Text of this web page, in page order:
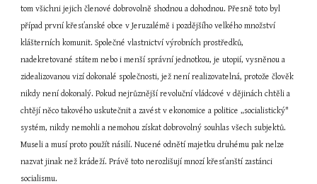
tom všichni jejich členové dobrovolně shodnou a dohodnou. Přesně toto byl
případ první křesťanské obce v Jeruzalémě i pozdějšího velkého množství
klášterních komunit. Společné vlastnictví výrobních prostředků,
nadekretované státem nebo i menší správní jednotkou, je utopií, vysněnou a
zidealizovanou vizí dokonalé společnosti, jež není realizovatelná, protože člověk
nikdy není dokonalý. Pokud nejrůznější revoluční vládcové v dějinách chtěli a
chtějí něco takového uskutečnit a zavést v ekonomice a politice „socialistický"
systém, nikdy nemohli a nemohou získat dobrovolný souhlas všech subjektů.
Museli a musí proto použít násilí. Nucené odnětí majetku druhému pak nelze
nazvat jinak než krádeží. Právě toto nerozlišují mnozí křesťanští zastánci
socialismu.